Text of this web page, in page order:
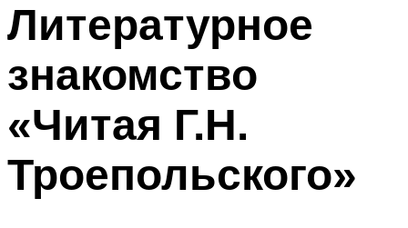
Литературное
знакомство
«Читая Г.Н.
Троепольского»